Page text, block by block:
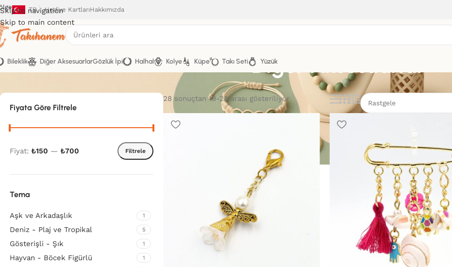
Skip to navigation
Skip to main content
TR Hediye KartlarıHakkımızda
Bileklik Diğer AksesuarlarGözlük İpi Halhal Kolye Küpe Takı Seti Yüzük
Diğer Aksesuarlar
Fiyata Göre Filtrele
Filtrele
Fiyat: ₺150 — ₺700
Tema
Aşk ve Arkadaşlık 1
Deniz - Plaj ve Tropikal 5
Gösterişli - Şık 1
Hayvan - Böcek Figürlü 1
28 sonuçtan 19-28 arası gösteriliyor